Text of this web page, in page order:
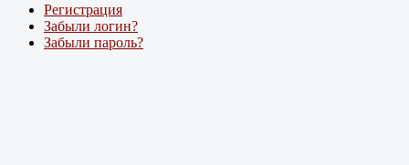
Регистрация
Забыли логин?
Забыли пароль?